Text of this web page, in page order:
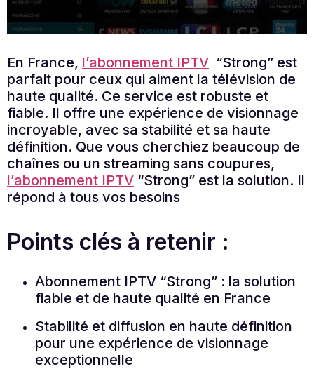
En France, l’abonnement IPTV “Strong” est
parfait pour ceux qui aiment la télévision de
haute qualité. Ce service est robuste et
fiable. Il offre une expérience de visionnage
incroyable, avec sa stabilité et sa haute
définition. Que vous cherchiez beaucoup de
chaînes ou un streaming sans coupures,
l’abonnement IPTV “Strong” est la solution. Il
répond à tous vos besoins
Points clés à retenir :
Abonnement IPTV “Strong” : la solution
fiable et de haute qualité en France
Stabilité et diffusion en haute définition
pour une expérience de visionnage
exceptionnelle